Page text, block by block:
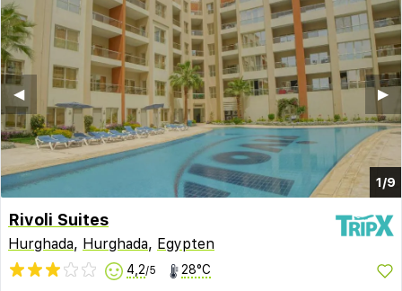
1/9
▶︎
◀︎
Rivoli Suites
Hurghada, Hurghada, Egypten
4,2/5 28°C